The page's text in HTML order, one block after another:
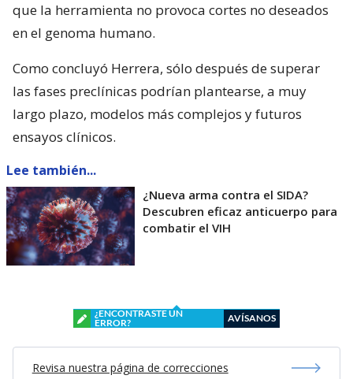
que la herramienta no provoca cortes no deseados
en el genoma humano.
Como concluyó Herrera, sólo después de superar
las fases preclínicas podrían plantearse, a muy
largo plazo, modelos más complejos y futuros
ensayos clínicos.
Lee también...
¿Nueva arma contra el SIDA?
Descubren eficaz anticuerpo para
combatir el VIH
¿ENCONTRASTE UN
ERROR?
AVÍSANOS
Revisa nuestra página de correcciones